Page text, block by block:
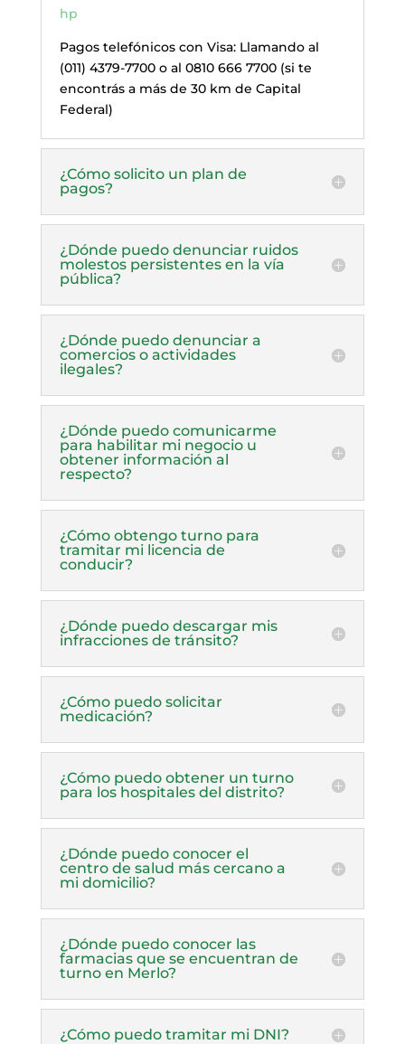
hp
Pagos telefónicos con Visa: Llamando al
(011) 4379-7700 o al 0810 666 7700 (si te
encontrás a más de 30 km de Capital
Federal)
¿Cómo solicito un plan de
pagos?
¿Dónde puedo denunciar ruidos
molestos persistentes en la vía
pública?
¿Dónde puedo denunciar a
comercios o actividades
ilegales?
¿Dónde puedo comunicarme
para habilitar mi negocio u
obtener información al
respecto?
¿Cómo obtengo turno para
tramitar mi licencia de
conducir?
¿Dónde puedo descargar mis
infracciones de tránsito?
¿Cómo puedo solicitar
medicación?
¿Cómo puedo obtener un turno
para los hospitales del distrito?
¿Dónde puedo conocer el
centro de salud más cercano a
mi domicilio?
¿Dónde puedo conocer las
farmacias que se encuentran de
turno en Merlo?
¿Cómo puedo tramitar mi DNI?